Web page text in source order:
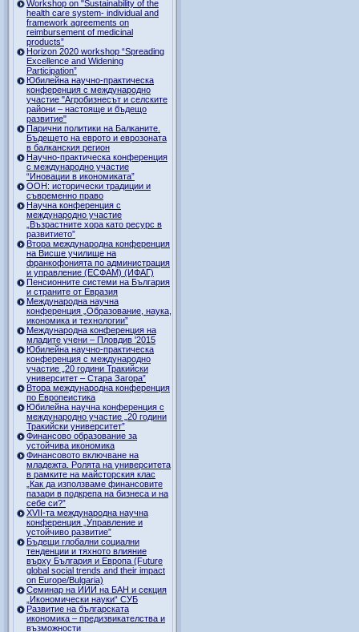
Workshop on "Sustainability of the
health care system- individual and
framework agreements on
reimbursement of medicinal
products”
Horizon 2020 workshop “Spreading
Excellence and Widening
Participation”
Юбилейна научно-практическа
конференция с международно
участие "Агробизнесът и селските
райони – настояще и бъдещо
развитие"
Парични политики на Балканите.
Бъдещето на еврото и еврозоната
в балканския регион
Научно-практическа конференция
с международно участие
“Иновации в икономиката”
ООН: исторически традиции и
съвременно право
Научна конференция с
международно участие
„Възрастните хора като ресурс в
развитието”
Втора международна конференция
на Висше училище на
франкофонията по администрация
и управление (ЕСФАМ) (ИФАГ)
Пенсионните системи на България
и страните от Евразия
Международна научна
конференция „Образование, наука,
икономика и технологии”
Международна конференция на
младите учени – Пловдив '2015
Юбилейна научно-практическа
конференция с международно
участие „20 години Тракийски
университет – Стара Загора”
Втора международна конференция
по Европеистика
Юбилейна научна конференция с
международно участие „20 години
Тракийски университет”
Финансово образование за
устойчива икономика
Финансовото включване на
младежта. Ролята на университета
в рамките на майсторския клас
„Как да използваме финансовите
пазари в подкрепа на бизнеса и на
себе си?”
XVII-та международна научна
конференция „Управление и
устойчиво развитие”
Бъдещи глобални социални
тенденции и тяхното влияние
върху България и Европа (Future
global social trends and their impact
on Europe/Bulgaria)
Семинар на ИИИ на БАН и секция
„Икономически науки“ СУБ
Развитие на българската
икономика – предизвикателства и
възможности